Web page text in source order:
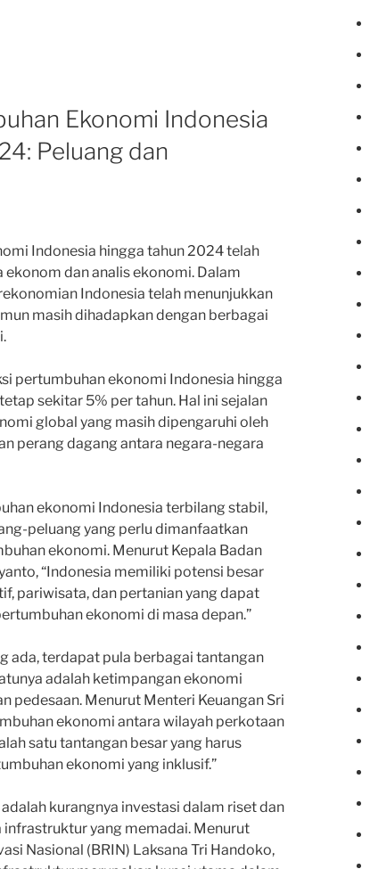
Ekonomi Indonesia
Peluang dan
Indonesia hingga tahun 2024 telah
dan analis ekonomi. Dalam
Indonesia telah menunjukkan
masih dihadapkan dengan berbagai
pertumbuhan ekonomi Indonesia hingga
sekitar 5% per tahun. Hal ini sejalan
global yang masih dipengaruhi oleh
perang dagang antara negara-negara
ekonomi Indonesia terbilang stabil,
peluang yang perlu dimanfaatkan
ekonomi. Menurut Kepala Badan
“Indonesia memiliki potensi besar
pariwisata, dan pertanian yang dapat
ekonomi di masa depan.”
ada, terdapat pula berbagai tantangan
adalah ketimpangan ekonomi
pedesaan. Menurut Menteri Keuangan Sri
ekonomi antara wilayah perkotaan
satu tantangan besar yang harus
ekonomi yang inklusif.”
kurangnya investasi dalam riset dan
infrastruktur yang memadai. Menurut
Nasional (BRIN) Laksana Tri Handoko,